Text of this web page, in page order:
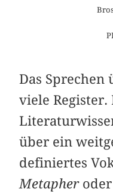
Das
viele Register.
über ein
definiertes
Metapheroder